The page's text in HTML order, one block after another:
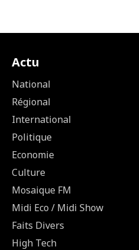
Actu
National
Régional
International
Politique
Economie
Culture
Mosaique FM
Midi Eco / Midi Show
Faits Divers
High Tech